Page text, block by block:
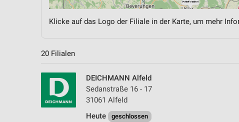
Klicke auf das Logo der Filiale in der Karte, um mehr
20 Filialen
DEICHMANN Alfeld
Sedanstraße 16 - 17
31061 Alfeld
Heute
geschlossen